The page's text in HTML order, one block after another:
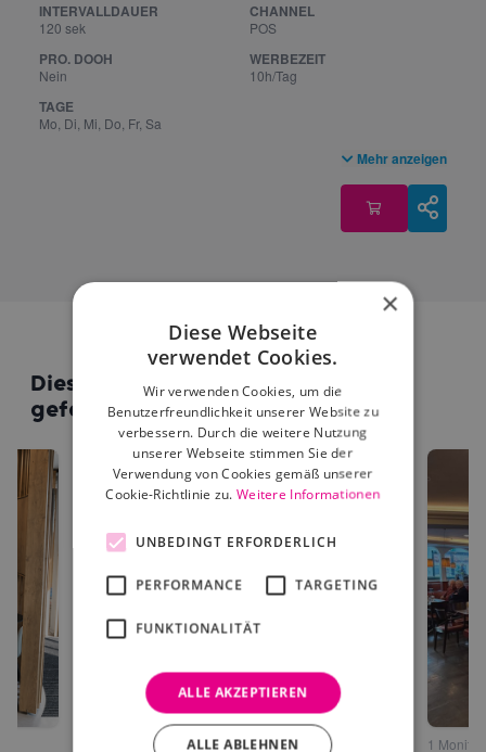
INTERVALLDAUER
120 sek
CHANNEL
POS
PRO. DOOH
Nein
WERBEZEIT
10h/Tag
TAGE
Mo, Di, Mi, Do, Fr, Sa
Mehr anzeigen
Diese Standorte könnten dir auch
gefallen
1 Monitor • Kufstein 1 Monitor
×
Diese Webseite
verwendet Cookies.
Wir verwenden Cookies, um die
Benutzerfreundlichkeit unserer Website zu
verbessern. Durch die weitere Nutzung
unserer Webseite stimmen Sie der
Verwendung von Cookies gemäß unserer
Cookie-Richtlinie zu.Weitere Informationen
UNBEDINGT ERFORDERLICH
PERFORMANCE TARGETING
FUNKTIONALITÄT
ALLE AKZEPTIEREN
ALLE ABLEHNEN